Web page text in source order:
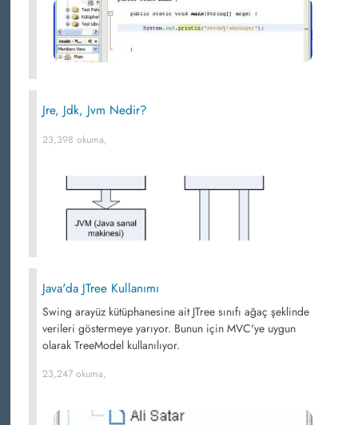
Jre, Jdk, Jvm Nedir?
23,398 okuma,
Java'da JTree Kullanımı
Swing arayüz kütüphanesine ait JTree sınıfı ağaç şeklinde
verileri göstermeye yarıyor. Bunun için MVC'ye uygun
olarak TreeModel kullanılıyor.
23,247 okuma,